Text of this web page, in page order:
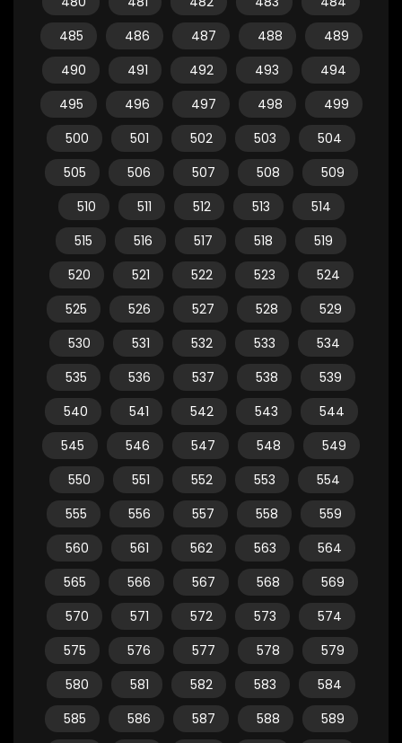
485
486 487 488
489
490
491 492 493
494
495
496 497 498
499
500
501 502 503
504
505
506 507 508
509
510
511 512 513
514
515
516 517 518
519
520
521 522 523
524
525
526 527 528
529
530
531 532 533
534
535
536 537 538
539
540
541 542 543
544
545
546 547 548
549
550
551 552 553
554
555
556 557 558
559
560
561 562 563
564
565
566 567 568
569
570
571 572 573
574
575
576 577 578
579
580
581 582 583
584
585
586 587 588
589